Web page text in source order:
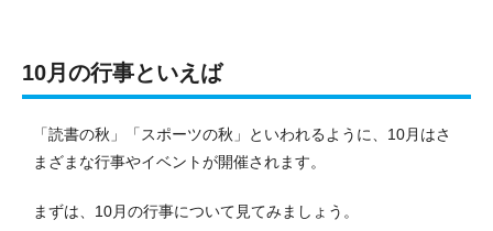
10月の行事といえば
「読書の秋」「スポーツの秋」といわれるように、10月はさ
まざまな行事やイベントが開催されます。
まずは、10月の行事について見てみましょう。